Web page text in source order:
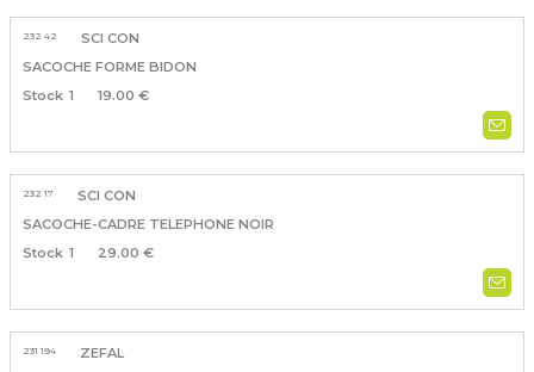
232 42
SCI CON
SACOCHE FORME BIDON
1
19.00 €
232 17
SCI CON
SACOCHE-CADRE TELEPHONE NOIR
1
29.00 €
231 194
ZEFAL